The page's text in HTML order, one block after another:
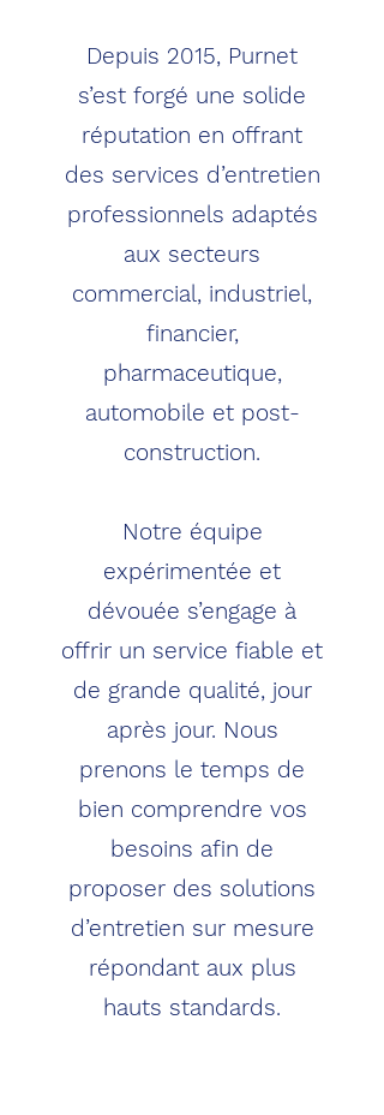
Depuis 2015, Purnet
s’est forgé une solide
réputation en offrant
des services d’entretien
professionnels adaptés
aux secteurs
commercial, industriel,
financier,
pharmaceutique,
automobile et post-
construction.
Notre équipe
expérimentée et
dévouée s’engage à
offrir un service fiable et
de grande qualité, jour
après jour. Nous
prenons le temps de
bien comprendre vos
besoins afin de
proposer des solutions
d’entretien sur mesure
répondant aux plus
hauts standards.